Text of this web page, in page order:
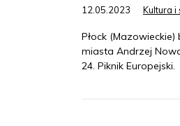
12.05.2023 Kultura i
Płock
miasta Andrzej
24. Piknik Europejski.